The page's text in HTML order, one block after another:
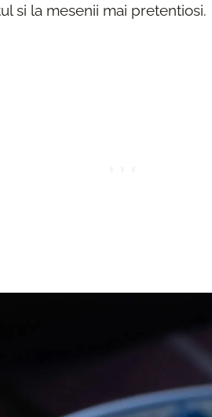
si la mesenii mai pretentiosi.